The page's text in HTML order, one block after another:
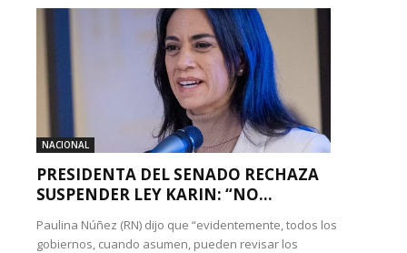
NACIONAL
PRESIDENTA DEL SENADO RECHAZA
SUSPENDER LEY KARIN: “NO...
Paulina Núñez (RN) dijo que “evidentemente, todos los
gobiernos, cuando asumen, pueden revisar los